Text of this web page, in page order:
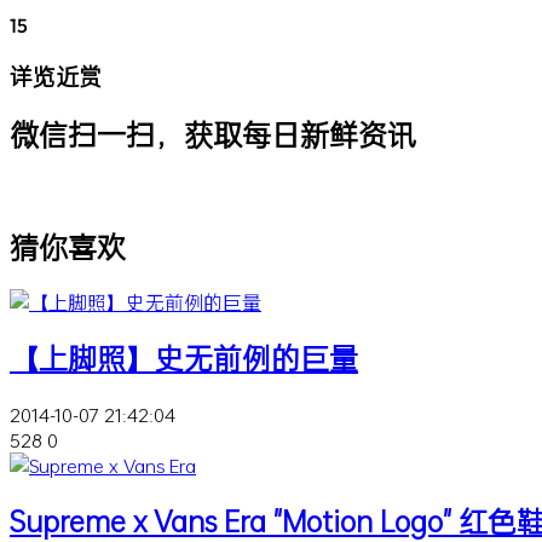
15
详览近赏
微信扫一扫，获取每日新鲜资讯
猜你喜欢
【上脚照】史无前例的巨量
2014-10-07 21:42:04
528 0
Supreme x Vans Era "Motion Logo" 红色